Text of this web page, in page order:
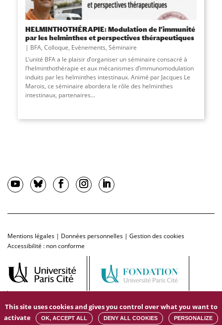
HELMINTHOTHÉRAPIE: Modulation de l’immunité
par les helminthes et perspectives thérapeutiques
BFA, Colloque, Evènements, Séminaire
L’unité BFA a le plaisir d’organiser un séminaire consacré à
l’helminthothérapie et aux mécanismes d’immunomodulation
induits par les helminthes intestinaux. Animé par Jacques Le
Marois, ce séminaire abordera le rôle des helminthes
intestinaux, partenaires...
Mentions légales | Données personnelles | Gestion des cookies
Accessibilité : non conforme
This site uses cookies and gives you control over what you want to
activate
OK, ACCEPT ALL DENY ALL COOKIES PERSONALIZE